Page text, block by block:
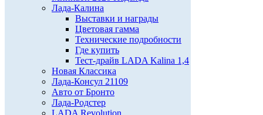
Лада-Калина
Выставки и награды
Цветовая гамма
Технические подробности
Где купить
Тест-драйв LADA Kalina 1,4
Новая Классика
Лада-Консул 21109
Авто от Бронто
Лада-Родстер
LADA Revolution